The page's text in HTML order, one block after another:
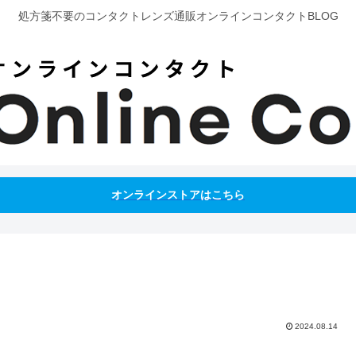
処方箋不要のコンタクトレンズ通販オンラインコンタクトBLOG
オンラインストアはこちら
2024.08.14